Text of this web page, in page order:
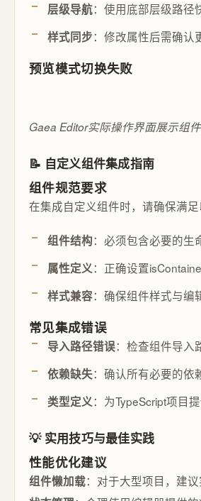
层级导航：使用底部层级路径
样式同步：修改属性后需确认
预览模式切换失败
Gaea Editor实际操作界面展示组
📝 自定义组件集成指南
组件规范要求
在集成自定义组件时，请确保满足
组件结构：必须包含必要的生
属性定义：正确设置
样式兼容：确保组件样式与编
常见集成错误
导入路径错误：检查组件导入
依赖缺失：确认所有必要的依
类型定义：为TypeScript项目
💡 实用技巧与最佳实践
性能优化建议
组件懒加载：对于大型项目，建